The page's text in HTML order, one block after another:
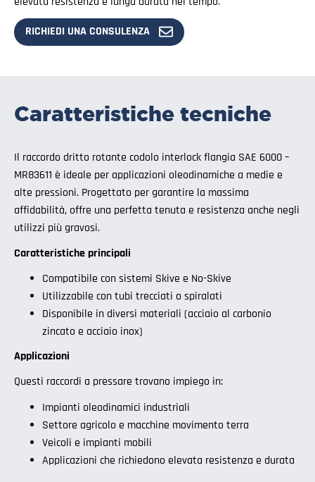
RICHIEDI UNA CONSULENZA
Caratteristiche tecniche
Il raccordo dritto rotante codolo interlock flangia SAE 6000 –
MR83611 è ideale per applicazioni oleodinamiche a medie e
alte pressioni. Progettato per garantire la massima
affidabilità, offre una perfetta tenuta e resistenza anche negli
utilizzi più gravosi.
Caratteristiche principali
Compatibile con sistemi Skive e No-Skive
Utilizzabile con tubi trecciati o spiralati
Disponibile in diversi materiali (acciaio al carbonio
zincato e acciaio inox)
Applicazioni
Questi raccordi a pressare trovano impiego in:
Impianti oleodinamici industriali
Settore agricolo e macchine movimento terra
Veicoli e impianti mobili
Applicazioni che richiedono elevata resistenza e durata